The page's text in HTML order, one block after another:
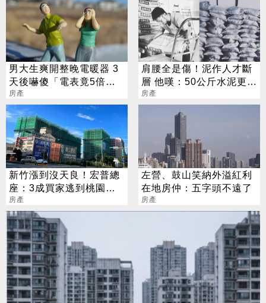
男大生爽開整晚電暖器 3
天後嚇傻「電表竟5倍
跳」
房產
肩腰全是傷！泥作人才斷
層 他嘆：50公斤水泥更沉
了
房產
新竹漲到沒天良！宏普總
座：3成買家逃到桃園青
埔
房產
左營、鼓山笑納外溢紅利
在地房仲：五字頭不遠了
房產